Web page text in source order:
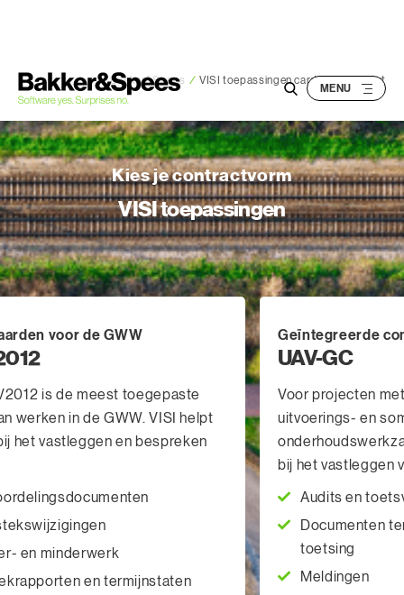
o
c
o
n
t
e
n
t
Bakker&Spees / VISI toepassingen card slider Layout
Kies je contractvorm
VISI toepassingen
voor de GWW
is de meest toegepaste
werken in de GWW. VISI helpt
het vastleggen en bespreken
en minderwerk
en termijnstaten
Geïntegreerde
UAV-GC
Voor projecten
uitvoerings- en
bij het vastleggen
Audits en
Documenten
toetsing
Meldingen